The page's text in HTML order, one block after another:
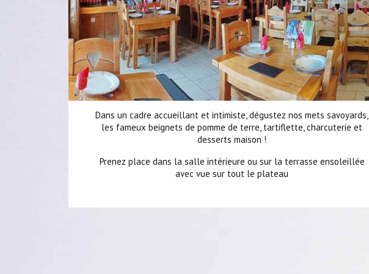
Dans un cadre accueillant et intimiste, dégustez nos mets savoyards,
les fameux beignets de pomme de terre, tartiflette, charcuterie et
desserts maison !
Prenez place dans la salle intérieure ou sur la terrasse ensoleillée
avec vue sur tout le plateau